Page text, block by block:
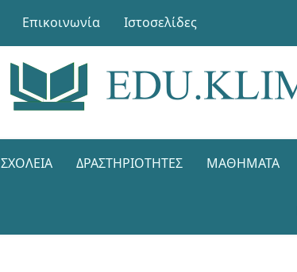
Επικοινωνία Ιστοσελίδες
ΣΧΟΛΕΊΑ ΔΡΑΣΤΗΡΙΌΤΗΤΕΣ ΜΑΘΉΜΑΤΑ